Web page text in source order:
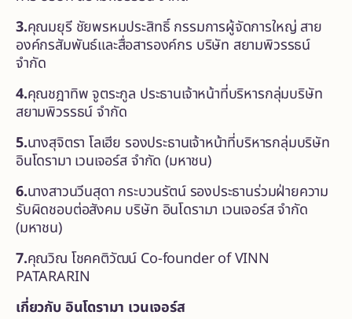
3.คุณมยุรี ชัยพรหมประสิทธิ์ กรรมการผู้จัดการใหญ่ สาย
องค์กรสัมพันธ์และสื่อสารองค์กร บริษัท สยามพิวรรธน์
จำกัด
4.คุณชฎาทิพ จูตระกูล ประธานเจ้าหน้าที่บริหารกลุ่มบริษัท
สยามพิวรรธน์ จำกัด
5.นางสุจิตรา โลเฮีย รองประธานเจ้าหน้าที่บริหารกลุ่มบริษัท
อินโดรามา เวนเจอร์ส จำกัด (มหาชน)
6.นางสาวนวีนสุดา กระบวนรัตน์ รองประธานร่วมฝ่ายความ
รับผิดชอบต่อสังคม บริษัท อินโดรามา เวนเจอร์ส จำกัด
(มหาชน)
7.คุณวิณ โชคคติวัฒน์ Co-founder of VINN
PATARARIN
เกี่ยวกับ อินโดรามา เวนเจอร์ส